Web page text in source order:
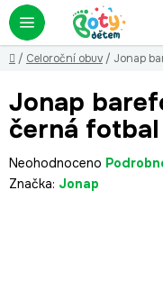
Přejít
na
obsah
Domů
/ Celoroční obuv / Jonap
Jonap
černá fotbal
Průměrné
hodnocení
Neohodnoceno
Značka: Jonap